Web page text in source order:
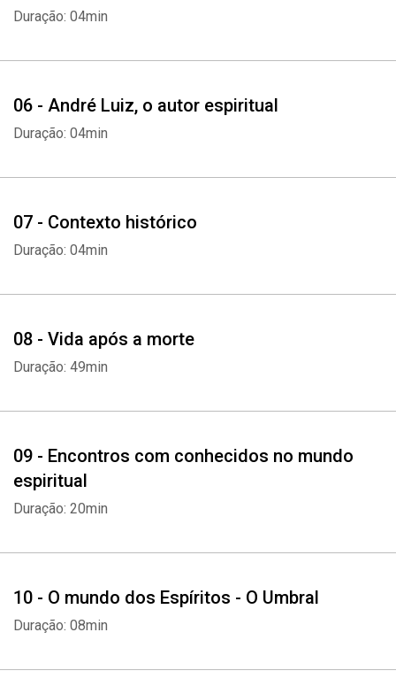
Duração: 04min
06 - André Luiz, o autor espiritual
Duração: 04min
07 - Contexto histórico
Duração: 04min
08 - Vida após a morte
Duração: 49min
09 - Encontros com conhecidos no mundo
espiritual
Duração: 20min
10 - O mundo dos Espíritos - O Umbral
Duração: 08min